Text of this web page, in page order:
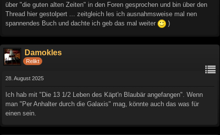
über "die guten alten Zeiten" in den Foren gesprochen und bin über den
Thread hier gestolpert ... zeitgleich les ich ausnahmsweise mal nen
spannendes Buch und dachte ich geb das mal weiter
)
Damokles
Relikt
28. August 2025
Ich hab mit "Die 13 1/2 Leben des Käpt'n Blaubär angefangen". Wenn
man "Per Anhalter durch die Galaxis" mag, könnte auch das was für
einen sein.